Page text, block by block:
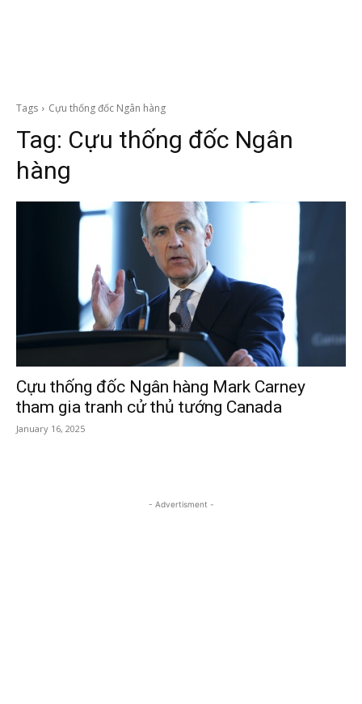
Tags Cựu thống đốc Ngân hàng
Tag: Cựu thống đốc Ngân
hàng
Cựu thống đốc Ngân hàng Mark Carney
tham gia tranh cử thủ tướng Canada
January 16, 2025
- Advertisment -